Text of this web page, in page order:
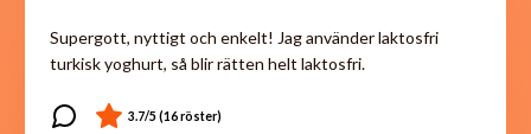
Supergott, nyttigt och enkelt! Jag använder laktosfri
turkisk yoghurt, så blir rätten helt laktosfri.